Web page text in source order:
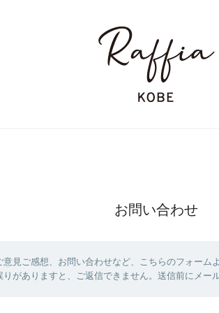
お問い合わせ
意見ご感想、お問い合わせなど、こちらのフォー
りがありますと、ご返信できません。送信前にメー